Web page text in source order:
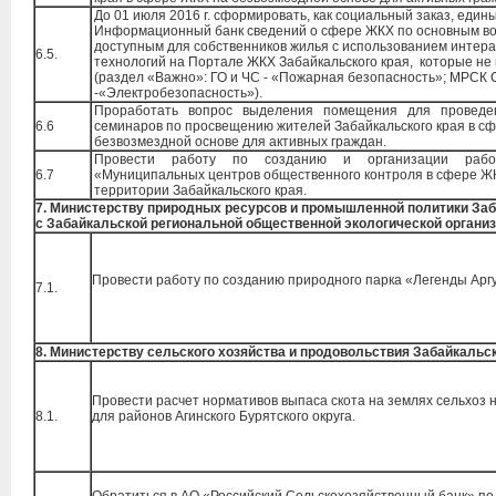
6.5.
До 01 июля 2016 г. сформировать, как социальный заказ,
Информационный банк сведений о сфере ЖКХ по основным
доступным для собственников жилья с использованием
технологий на Портале ЖКХ Забайкальского края, которые
(раздел «Важно»: ГО и ЧС - «Пожарная безопасность»; МРСК
-«Электробезопасность»).
6.6
Проработать вопрос выделения помещения для
семинаров по просвещению жителей Забайкальского края в
безвозмездной основе для активных граждан.
6.7
Провести работу по созданию и организации
«Муниципальных центров общественного контроля в сфере
территории Забайкальского края.
7. Министерству природных ресурсов и промышленной политики
с Забайкальской региональной общественной экологической
7.1. Провести работу по созданию природного парка «Легенды
8. Министерству сельского хозяйства и продовольствия
8.1.
Провести расчет нормативов выпаса скота на землях сельхоз
для районов Агинского Бурятского округа.